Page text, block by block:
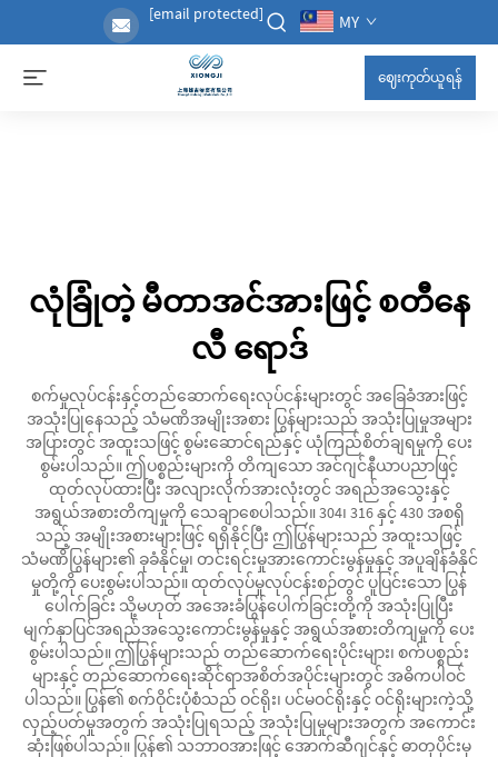
[email protected] MY
ဈေးကုတ်ယူရန်
လုံခြုံတဲ့ မီတာအင်အားဖြင့် စတီနေ
လီ ရောဒ်
စက်မှုလုပ်ငန်းနှင့်တည်ဆောက်ရေးလုပ်ငန်းများတွင် အခြေခံအားဖြင့်
အသုံးပြုနေသည့် သံမဏိအမျိုးအစား ပြွန်များသည် အသုံးပြုမှုအများ
အပြားတွင် အထူးသဖြင့် စွမ်းဆောင်ရည်နှင့် ယုံကြည်စိတ်ချရမှုကို ပေး
စွမ်းပါသည်။ ဤပစ္စည်းများကို တိကျသော အင်ဂျင်နီယာပညာဖြင့်
ထုတ်လုပ်ထားပြီး အလျားလိုက်အားလုံးတွင် အရည်အသွေးနှင့်
အရွယ်အစားတိကျမှုကို သေချာစေပါသည်။ 304၊ 316 နှင့် 430 အစရှိ
သည့် အမျိုးအစားများဖြင့် ရရှိနိုင်ပြီး ဤပြွန်များသည် အထူးသဖြင့်
သံမဏိပြွန်များ၏ ခုခံနိုင်မှု၊ တင်းရင်းမှုအားကောင်းမွန်မှုနှင့် အပူချိန်ခံနိုင်
မှုတို့ကို ပေးစွမ်းပါသည်။ ထုတ်လုပ်မှုလုပ်ငန်းစဉ်တွင် ပူပြင်းသော ပြွန်
ပေါက်ခြင်း သို့မဟုတ် အအေးခံပြွန်ပေါက်ခြင်းတို့ကို အသုံးပြုပြီး
မျက်နှာပြင်အရည်အသွေးကောင်းမွန်မှုနှင့် အရွယ်အစားတိကျမှုကို ပေး
စွမ်းပါသည်။ ဤပြွန်များသည် တည်ဆောက်ရေးပိုင်းများ၊ စက်ပစ္စည်း
များနှင့် တည်ဆောက်ရေးဆိုင်ရာအစိတ်အပိုင်းများတွင် အဓိကပါဝင်
ပါသည်။ ပြွန်၏ စက်ဝိုင်းပုံစံသည် ဝင်ရိုး၊ ပင်မဝင်ရိုးနှင့် ဝင်ရိုးများကဲ့သို့
လှည့်ပတ်မှုအတွက် အသုံးပြုရသည့် အသုံးပြုမှုများအတွက် အကောင်း
ဆုံးဖြစ်ပါသည်။ ပြွန်၏ သဘာဝအားဖြင့် အောက်ဆီဂျင်နှင့် ဓာတုပိုင်းမှ